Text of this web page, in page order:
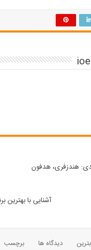
هندزفری، هدفون
آشنایی با بهترین
دیدگاه ها
برچسب